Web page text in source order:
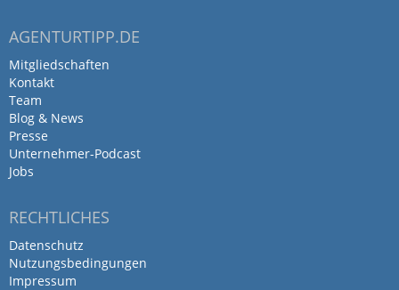
AGENTURTIPP.DE
Mitgliedschaften
Kontakt
Team
Blog & News
Presse
Unternehmer-Podcast
Jobs
RECHTLICHES
Datenschutz
Nutzungsbedingungen
Impressum